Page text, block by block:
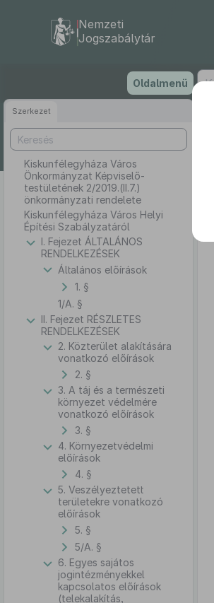
tartalomra
Nemzeti
Jogszabálytár
Oldalmenü
Szerkezet
Kiskunfélegyháza Város
Önkormányzat Képviselő-
testületének 2/2019.(II.7.)
önkormányzati rendelete
Kiskunfélegyháza Város Helyi
Építési Szabályzatáról
I. Fejezet ÁLTALÁNOS
RENDELKEZÉSEK
Általános előírások
1. §
1/A. §
II. Fejezet RÉSZLETES
RENDELKEZÉSEK
2. Közterület alakítására
vonatkozó előírások
2. §
3. A táj és a természeti
környezet védelmére
vonatkozó előírások
3. §
4. Környezetvédelmi
előírások
4. §
5. Veszélyeztetett
területekre vonatkozó
előírások
5. §
5/A. §
6. Egyes sajátos
jogintézményekkel
kapcsolatos előírások
(telekalakítás,